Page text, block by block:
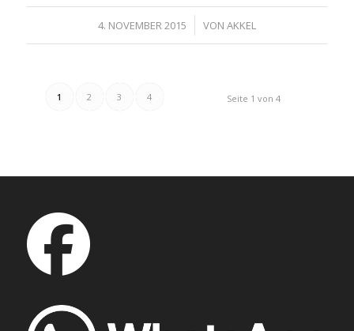
4. NOVEMBER 2015
/ VON AKKEL
Seite 1 von 4
1 2 3 4